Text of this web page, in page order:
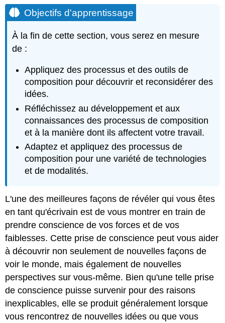
d'apprentissage
Préécriture
Résumé
mission :
réflexion
sur
le
portefeuille
auto-
évaluation
Icône
de
la
était
une
fois
Lancement
rapide :
établissement
de
critères
de
croissance
Icône
« Collecte
Objectifs d'apprentissage
À la fin de cette section, vous serez en mesure
de :
Appliquez des processus et des outils de
composition pour découvrir et reconsidérer des
idées.
Réfléchissez au développement et aux
connaissances des processus de composition
et à la manière dont ils affectent votre travail.
Adaptez et appliquez des processus de
composition pour une variété de technologies
et de modalités.
L'une des meilleures façons de révéler qui vous êtes
en tant qu'écrivain est de vous montrer en train de
prendre conscience de vos forces et de vos
faiblesses. Cette prise de conscience peut vous aider
à découvrir non seulement de nouvelles façons de
voir le monde, mais également de nouvelles
perspectives sur vous-même. Bien qu'une telle prise
de conscience puisse survenir pour des raisons
inexplicables, elle se produit généralement lorsque
vous rencontrez de nouvelles idées ou que vous